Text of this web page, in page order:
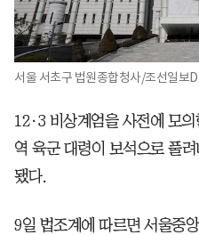
서울 서초구 법원종합청사/조선일보
12·3 비상계엄을 사전에 모
역 육군 대령이 보석으로 풀
됐다.
9일 법조계에 따르면 서울중